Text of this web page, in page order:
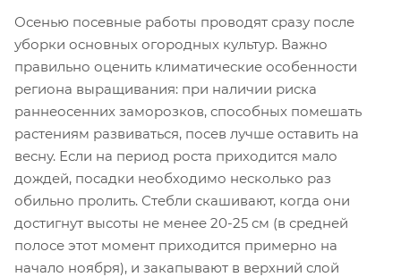
Осенью посевные работы проводят сразу после
уборки основных огородных культур. Важно
правильно оценить климатические особенности
региона выращивания: при наличии риска
раннеосенних заморозков, способных помешать
растениям развиваться, посев лучше оставить на
весну. Если на период роста приходится мало
дождей, посадки необходимо несколько раз
обильно пролить. Стебли скашивают, когда они
достигнут высоты не менее 20-25 см (в средней
полосе этот момент приходится примерно на
начало ноября), и закапывают в верхний слой